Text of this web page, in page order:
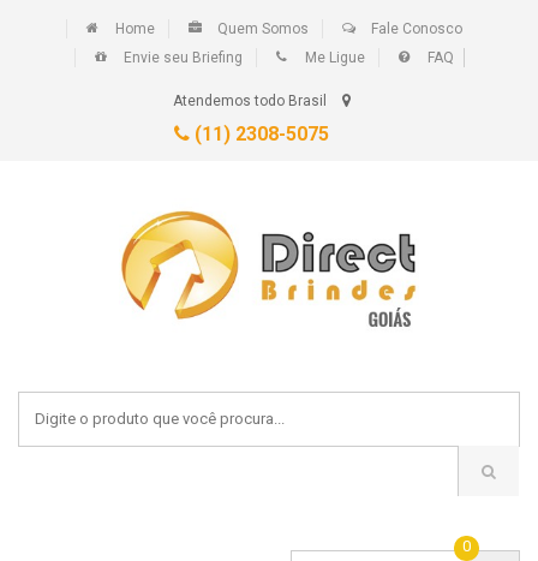
Home Quem Somos
Fale Conosco
Envie seu Briefing
Me Ligue FAQ
Atendemos todo Brasil
(11) 2308-5075
0